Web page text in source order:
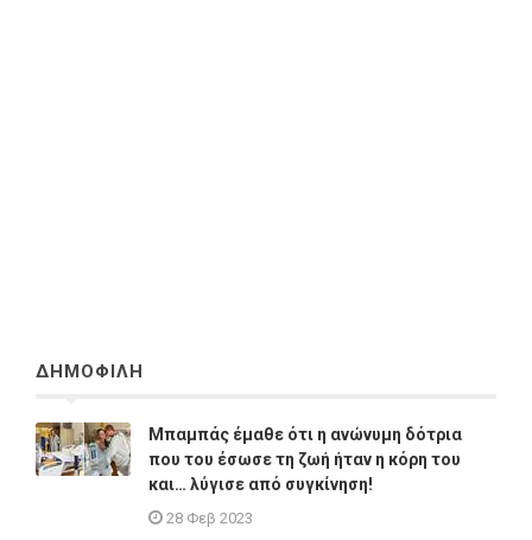
ΔΗΜΟΦΙΛΗ
Μπαμπάς έμαθε ότι η ανώνυμη δότρια
που του έσωσε τη ζωή ήταν η κόρη του
και… λύγισε από συγκίνηση!
28 Φεβ 2023